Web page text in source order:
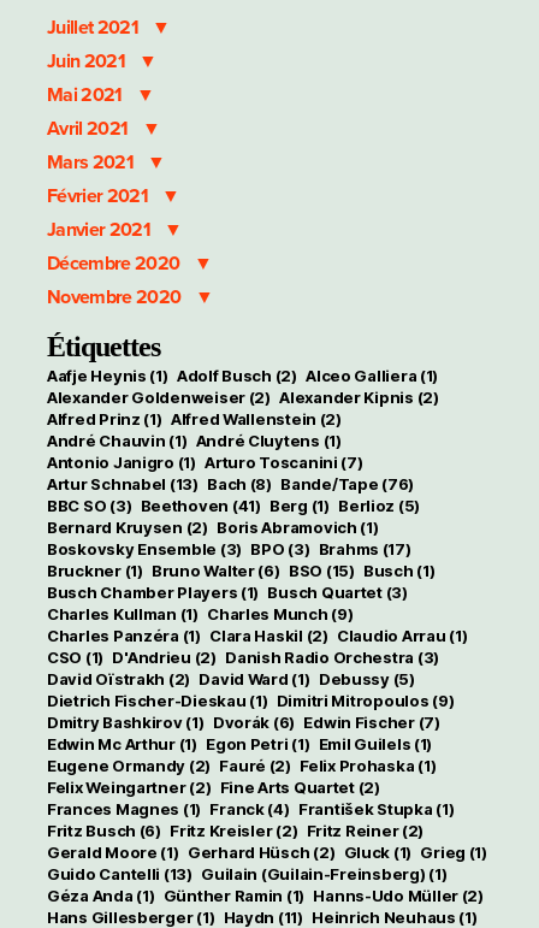
Juillet 2021
Juin 2021
Mai 2021
Avril 2021
Mars 2021
Février 2021
Janvier 2021
Décembre 2020
Novembre 2020
Étiquettes
Aafje Heynis (1) Adolf Busch (2) Alceo Galliera (1)
Alexander Goldenweiser (2) Alexander Kipnis (2)
Alfred Prinz (1) Alfred Wallenstein (2)
André Chauvin (1) André Cluytens (1)
Antonio Janigro (1) Arturo Toscanini (7)
Artur Schnabel (13) Bach (8) Bande/Tape (76)
BBC SO (3) Beethoven (41) Berg (1) Berlioz (5)
Bernard Kruysen (2) Boris Abramovich (1)
Boskovsky Ensemble (3) BPO (3) Brahms (17)
Bruckner(1) Bruno Walter(6) BSO (15) Busch (1)
Busch Chamber Players (1) Busch Quartet(3)
Charles Kullman (1) Charles Munch (9)
Charles Panzéra (1) Clara Haskil (2) Claudio Arrau (1)
CSO (1) D'Andrieu (2) Danish Radio Orchestra (3)
David Oïstrakh (2) David Ward (1) Debussy(5)
Dietrich Fischer-Dieskau (1) Dimitri Mitropoulos (9)
Dmitry Bashkirov(1) Dvorák (6) Edwin Fischer(7)
Edwin Mc Arthur(1) Egon Petri (1) Emil Guilels (1)
Eugene Ormandy (2) Fauré (2) Felix Prohaska (1)
Felix Weingartner(2) Fine Arts Quartet(2)
Frances Magnes (1) Franck(4) František Stupka (1)
Fritz Busch (6) Fritz Kreisler(2) Fritz Reiner(2)
Gerald Moore (1) Gerhard Hüsch (2) Gluck (1) Grieg (1)
Guido Cantelli (13) Guilain (Guilain-Freinsberg) (1)
Géza Anda (1) Günther Ramin (1) Hanns-Udo Müller (2)
Hans Gillesberger(1) Haydn (11) Heinrich Neuhaus (1)